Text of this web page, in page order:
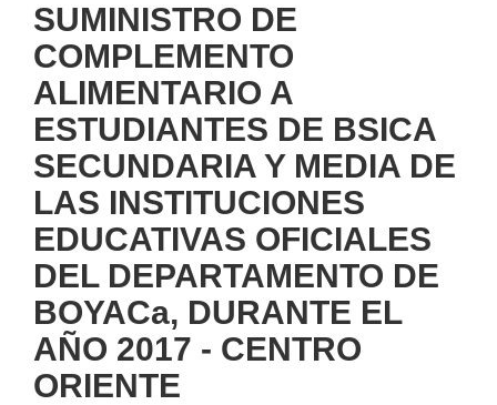
SUMINISTRO DE
COMPLEMENTO
ALIMENTARIO A
ESTUDIANTES DE BSICA
SECUNDARIA Y MEDIA DE
LAS INSTITUCIONES
EDUCATIVAS OFICIALES
DEL DEPARTAMENTO DE
BOYACa, DURANTE EL
AÑO 2017 - CENTRO
ORIENTE